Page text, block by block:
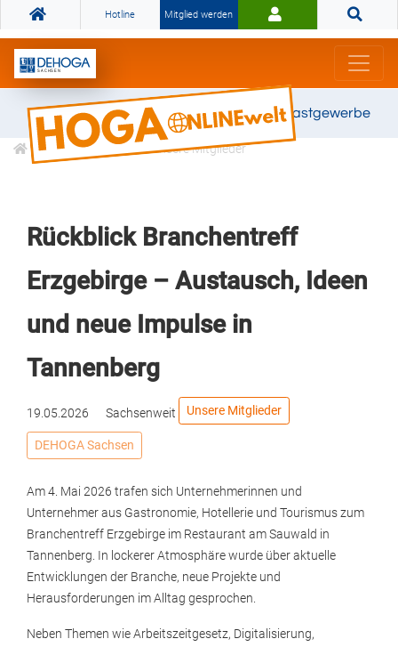
Hotline Mitglied werden
Gemeinsam stark für das Gastgewerbe
Informationen Unsere Mitglieder
Rückblick Branchentreff
Erzgebirge – Austausch, Ideen
und neue Impulse in
Tannenberg
19.05.2026 Sachsenweit Unsere Mitglieder
DEHOGA Sachsen
Am 4. Mai 2026 trafen sich Unternehmerinnen und
Unternehmer aus Gastronomie, Hotellerie und Tourismus zum
Branchentreff Erzgebirge im Restaurant am Sauwald in
Tannenberg. In lockerer Atmosphäre wurde über aktuelle
Entwicklungen der Branche, neue Projekte und
Herausforderungen im Alltag gesprochen.
Neben Themen wie Arbeitszeitgesetz, Digitalisierung,